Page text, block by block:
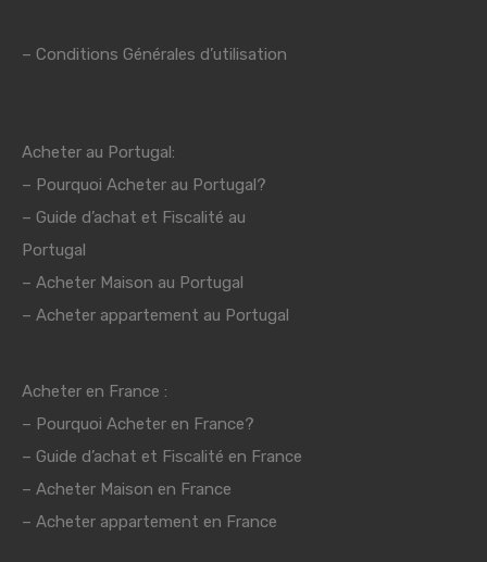
– Conditions Générales d’utilisation
Acheter au Portugal:
– Pourquoi Acheter au Portugal?
– Guide d’achat et Fiscalité au
Portugal
– Acheter Maison au Portugal
– Acheter appartement au Portugal
Acheter en France :
– Pourquoi Acheter en France?
– Guide d’achat et Fiscalité en France
– Acheter Maison en France
– Acheter appartement en France